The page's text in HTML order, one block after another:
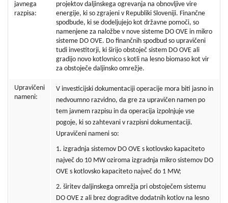
javnega
razpisa:
projektov daljinskega ogrevanja na obnovljive vire
energije, ki so zgrajeni v Republiki Sloveniji. Finančne
spodbude, ki se dodeljujejo kot državne pomoči, so
namenjene za naložbe v nove sisteme DO OVE in mikro
sisteme DO OVE. Do finančnih spodbud so upravičeni
tudi investitorji, ki širijo obstoječ sistem DO OVE ali
gradijo novo kotlovnico s kotli na lesno biomaso kot vir
za obstoječe daljinsko omrežje.
Upravičeni
nameni:
V investicijski dokumentaciji operacije mora biti jasno in
nedvoumno razvidno, da gre za upravičen namen po
tem javnem razpisu in da operacija izpolnjuje vse
pogoje, ki so zahtevani v razpisni dokumentaciji.
Upravičeni nameni so:
1. izgradnja sistemov DO OVE s kotlovsko kapaciteto
največ do 10 MW oziroma izgradnja mikro sistemov DO
OVE s kotlovsko kapaciteto največ do 1 MW;
2. širitev daljinskega omrežja pri obstoječem sistemu
DO OVE z ali brez dograditve dodatnih kotlov na lesno